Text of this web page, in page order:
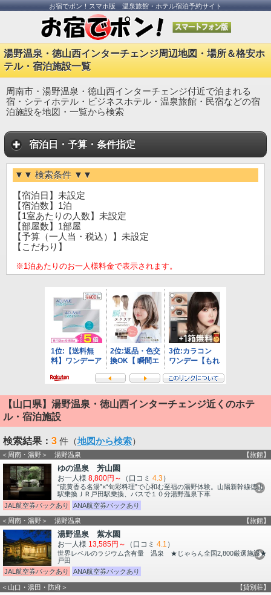
お宿でポン！スマホ版 温泉旅館・ホテル宿泊予約サイト
湯野温泉・徳山西インターチェンジ周辺地図・場所＆格安ホ
テル・宿泊施設一覧
周南市・湯野温泉・徳山西インターチェンジ付近で泊まれる
宿・シティホテル・ビジネスホテル・温泉旅館・民宿などの宿
泊施設を地図・一覧から検索
宿泊日・予算・条件指定
▼▼ 検索条件 ▼▼
【宿泊日】未設定
【宿泊数】1泊
【1室あたりの人数】未設定
【部屋数】1部屋
【予算（一人当・税込）】未設定
【こだわり】
※1泊あたりのお一人様料金で表示されます。
【山口県】湯野温泉・徳山西インターチェンジ近くのホテ
ル・宿泊施設
検索結果： 3 件（地図から検索）
＜周南・湯野＞ 湯野温泉 【旅館】
ゆの温泉 芳山園
お一人様 8,800円～ （口コミ 4.3）
“硫黄香る名湯”×“旬彩料理”で心和む至福の湯野体験。山陽新幹線徳山
駅乗換ＪＲ戸田駅乗換、バスで１０分湯野温泉下車
JAL航空券パックあり
ANA航空券パックあり
＜周南・湯野＞ 湯野温泉 【旅館】
湯野温泉 紫水園
お一人様 13,585円～ （口コミ 4.1 ）
世界レベルのラジウム含有量 温泉 ★じゃらん全国2,800厳選施設★
戸田
JAL航空券パックあり
ANA航空券パックあり
＜山口・湯田・防府＞ 【貸別荘】